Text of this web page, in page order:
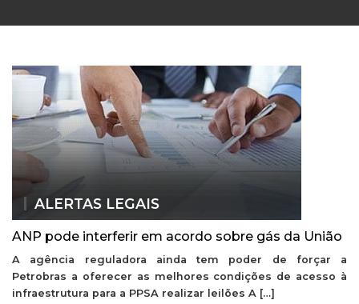
ALERTAS LEGAIS
ANP pode interferir em acordo sobre gás da União
A agência reguladora ainda tem poder de forçar a
Petrobras a oferecer as melhores condições de acesso à
infraestrutura para a PPSA realizar leilões A […]